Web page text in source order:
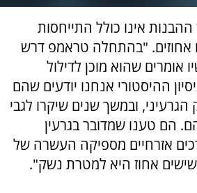
ההבנות אינו כולל התייחסות
אחוזים. "בהתחלה טראמפ דרש
אומרים שהוא מוכן לדילול
ההיסטורי אנחנו יודעים שהם
ובמשך שנים שיקרו לגבי
הם טענו שמדובר בגרעין
אזרחיים מספיקה העשרה של